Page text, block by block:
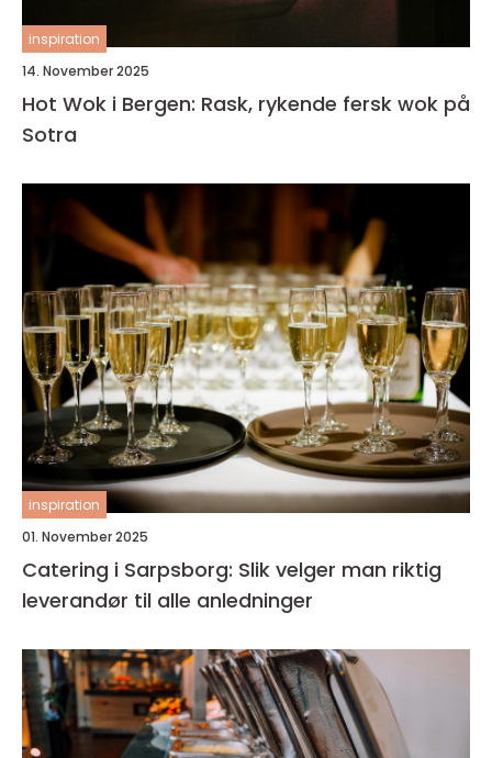
inspiration
14. November 2025
Hot Wok i Bergen: Rask, rykende fersk wok på
Sotra
inspiration
01. November 2025
Catering i Sarpsborg: Slik velger man riktig
leverandør til alle anledninger